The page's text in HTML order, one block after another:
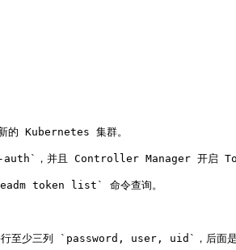
的 Kubernetes 集群。
auth`，并且 Controller Manager 开
token list` 命令查询。
至少三列 `password, user, uid`，后面是